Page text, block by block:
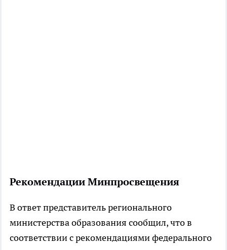
Рекомендации Минпросвещения
В ответ представитель регионального
министерства образования сообщил, что в
соответствии с рекомендациями федерального